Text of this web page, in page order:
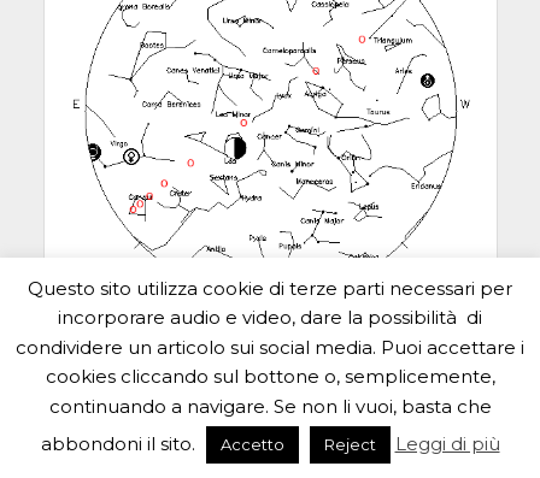
orizzonte N-E e altezza massima 61°
Questo sito utilizza cookie di terze parti necessari per
incorporare audio e video, dare la possibilità di
condividere un articolo sui social media. Puoi accettare i
cookies cliccando sul bottone o, semplicemente,
continuando a navigare. Se non li vuoi, basta che
abbondoni il sito.
Accetto Reject Leggi di più